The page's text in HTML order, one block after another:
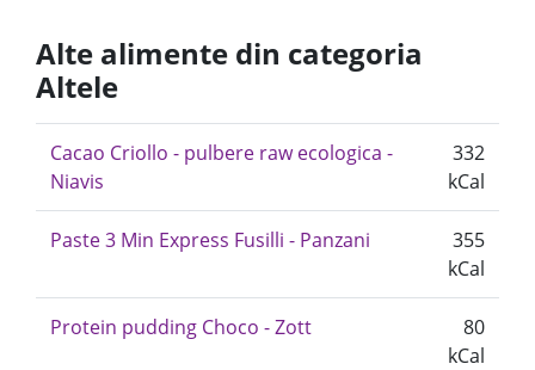
Alte alimente din categoria
Altele
Cacao Criollo - pulbere raw ecologica -
Niavis
332
kCal
Paste 3 Min Express Fusilli - Panzani
355
kCal
Protein pudding Choco - Zott
80
kCal